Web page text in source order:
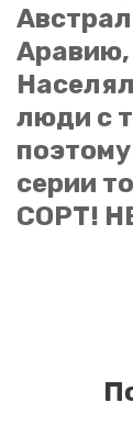
Аравию,
люди с
серии
СОРТ!